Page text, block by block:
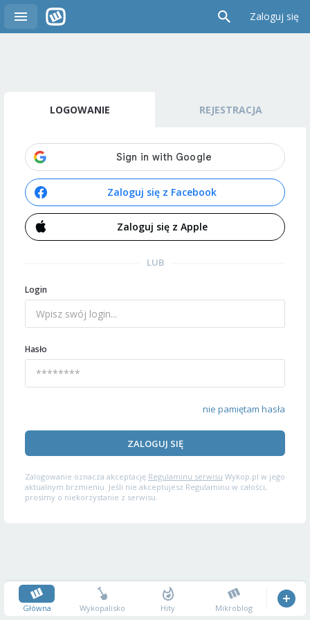
Zaloguj się
LOGOWANIE REJESTRACJA
Zaloguj się z Facebook
Zaloguj się z Apple
LUB
Login
Hasło
nie pamiętam hasła
ZALOGUJ SIĘ
Zalogowanie oznacza akceptację Regulaminu serwisu Wykop.pl w jego
aktualnym brzmieniu. Jeśli nie akceptujesz Regulaminu w całości,
prosimy o niekorzystanie z serwisu.
Główna Wykopalisko Hity Mikroblog